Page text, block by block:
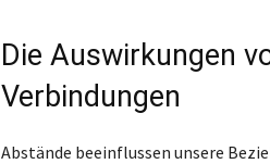
Die Auswirkungen
Verbindungen
Abstände beeinflussen unsere